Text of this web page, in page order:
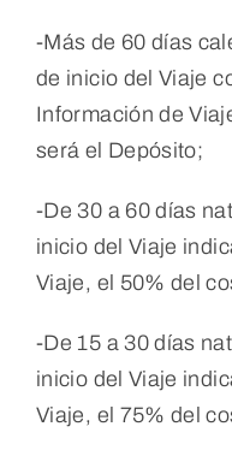
-Más de 60 días
de inicio del Viaje
Información de
será el Depósito;
-De 30 a 60 días
inicio del Viaje
Viaje, el 50% del
-De 15 a 30 días
inicio del Viaje
Viaje, el 75% del